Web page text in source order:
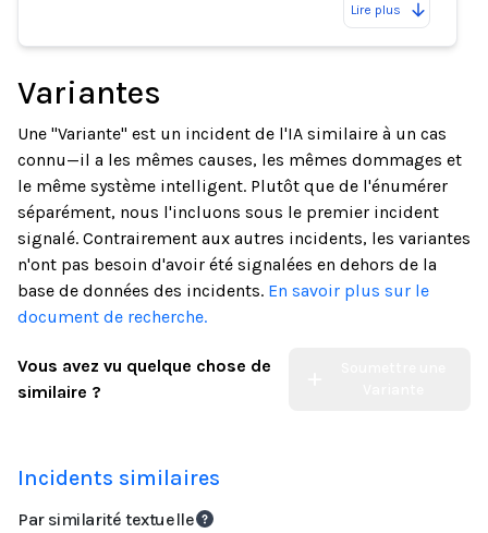
Lire plus
Variantes
Une "Variante" est un incident de l'IA similaire à un cas
connu—il a les mêmes causes, les mêmes dommages et
le même système intelligent. Plutôt que de l'énumérer
séparément, nous l'incluons sous le premier incident
signalé. Contrairement aux autres incidents, les variantes
n'ont pas besoin d'avoir été signalées en dehors de la
base de données des incidents. En savoir plus sur le
document de recherche.
Vous avez vu quelque chose de
similaire ?
Incidents similaires
Par similarité textuelle